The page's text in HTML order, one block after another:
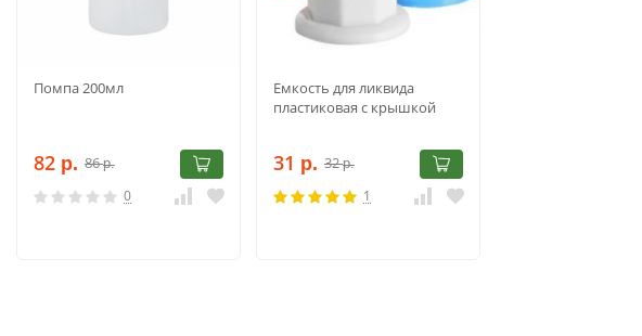
Помпа 200мл
82 р. 86р.
0
Емкость для ликвида
пластиковая с крышкой
31 р. 32р.
1